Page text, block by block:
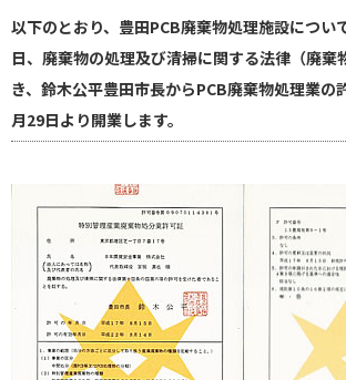
以下のとおり、豊田PCB廃棄物処理施設につい
日、廃棄物の処理及び清掃に関する法律（廃棄
き、鈴木公平豊田市長からPCB廃棄物処理業の
月29日より開業します。